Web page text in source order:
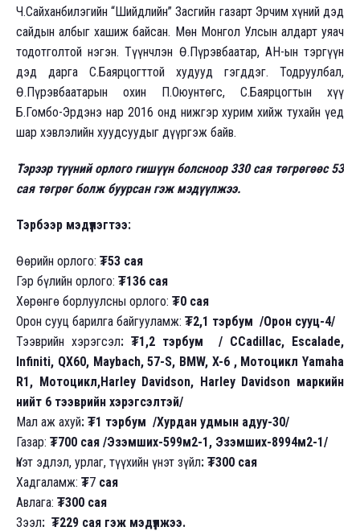
Ч.Сайханбилэгийн “Шийдлийн” Засгийн газарт Эрчим хүний дэд
сайдын албыг хашиж байсан. Мөн Монгол Улсын алдарт уяач
тодотголтой нэгэн. Түүнчлэн Ө.Пүрэвбаатар, АН-ын тэргүүн
дэд дарга С.Баярцогттой худууд гэгддэг. Тодруулбал,
Ө.Пүрэвбаатарын охин П.Оюунтөгс, С.Баярцогтын хүү
Б.Гомбо-Эрдэнэ нар 2016 онд нижгэр хурим хийж тухайн үед
шар хэвлэлийн хуудсуудыг дүүргэж байв.
Тэрээр түүний орлого гишүүн болсноор 330 сая төгрөгөөс 53
сая төгрөг болж буурсан гэж мэдүүлжээ.
Тэрбээр мэдүүлэгтээ:
Өөрийн орлого: ₮53 сая
Гэр бүлийн орлого: ₮136 сая
Хөрөнгө борлуулсны орлого: ₮0 сая
Орон сууц барилга байгууламж: ₮2,1 тэрбум /Орон сууц-4/
Тээврийн хэрэгсэл: ₮1,2 тэрбум / СCadillac, Escalade,
Infiniti, QX60, Maybach, 57-S, BMW, X-6 , Мотоцикл Yamaha
R1, Мотоцикл,Harley Davidson, Harley Davidson маркийн
нийт 6 тээврийн хэрэгсэлтэй/
Мал аж ахуй: ₮1 тэрбум /Хурдан удмын адуу-30/
Газар: ₮700 сая /Эзэмших-599м2-1, Эзэмших-8994м2-1/
Үнэт эдлэл, урлаг, түүхийн үнэт зүйл: ₮300 сая
Хадгаламж: ₮7 сая
Авлага: ₮300 сая
Зээл: ₮229 сая гэж мэдүүлжээ.